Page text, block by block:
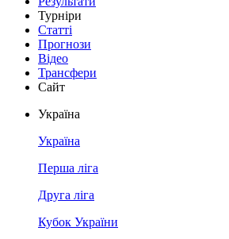
Турніри
Статті
Прогнози
Відео
Трансфери
Сайт
Україна
Україна
Перша ліга
Друга ліга
Кубок України